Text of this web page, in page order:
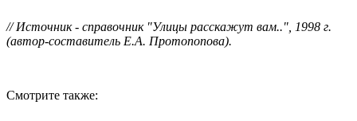
// Источник - справочник "Улицы расскажут вам..", 1998 г.
(автор-составитель Е.А. Протопопова).
Смотрите также: